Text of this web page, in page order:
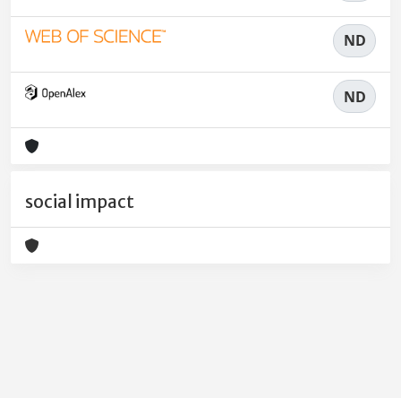
ND
ND
social impact